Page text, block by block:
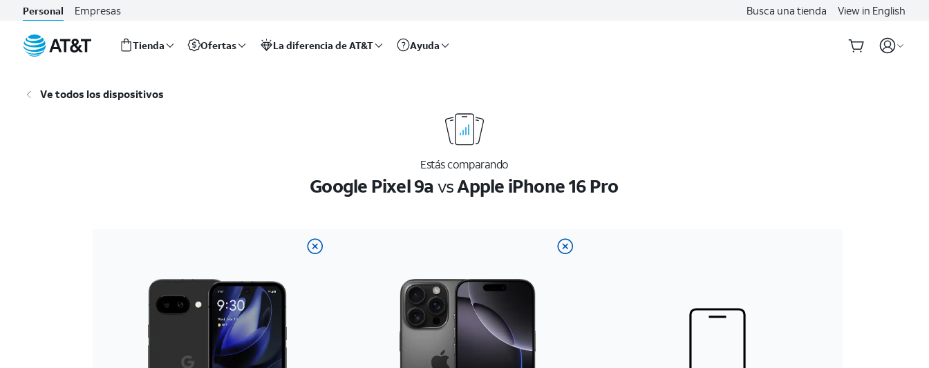
Personal Empresas Busca una tienda View in English
Tienda Ofertas La diferencia de AT&T Ayuda
Ve todos los dispositivos
Estás comparando
Google Pixel 9avsApple iPhone 16 Pro